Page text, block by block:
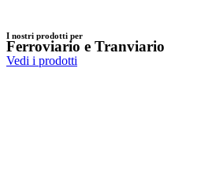
I nostri prodotti per
Ferroviario e Tranviario
Vedi i prodotti